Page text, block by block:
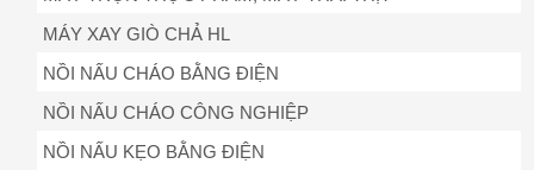
MÁY XAY GIÒ CHẢ HL
NỒI NẤU CHÁO BẰNG ĐIỆN
NỒI NẤU CHÁO CÔNG NGHIỆP
NỒI NẤU KẸO BẰNG ĐIỆN